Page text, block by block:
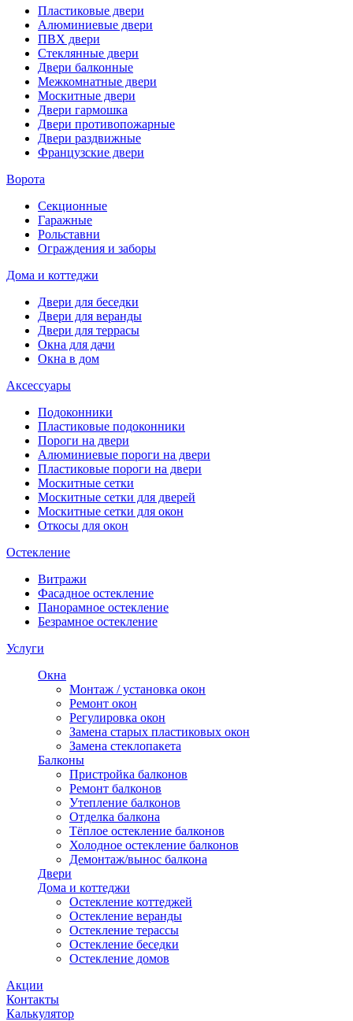
Пластиковые двери
Алюминиевые двери
ПВХ двери
Стеклянные двери
Двери балконные
Межкомнатные двери
Москитные двери
Двери гармошка
Двери противопожарные
Двери раздвижные
Французские двери
Ворота
Секционные
Гаражные
Рольставни
Ограждения и заборы
Дома и коттеджи
Двери для беседки
Двери для веранды
Двери для террасы
Окна для дачи
Окна в дом
Аксессуары
Подоконники
Пластиковые подоконники
Пороги на двери
Алюминиевые пороги на двери
Пластиковые пороги на двери
Москитные сетки
Москитные сетки для дверей
Москитные сетки для окон
Откосы для окон
Остекление
Витражи
Фасадное остекление
Панорамное остекление
Безрамное остекление
Услуги
Окна
Монтаж / установка окон
Ремонт окон
Регулировка окон
Замена старых пластиковых окон
Замена стеклопакета
Балконы
Пристройка балконов
Ремонт балконов
Утепление балконов
Отделка балкона
Тёплое остекление балконов
Холодное остекление балконов
Демонтаж/вынос балкона
Двери
Дома и коттеджи
Остекление коттеджей
Остекление веранды
Остекление терассы
Остекление беседки
Остекление домов
Акции
Контакты
Калькулятор